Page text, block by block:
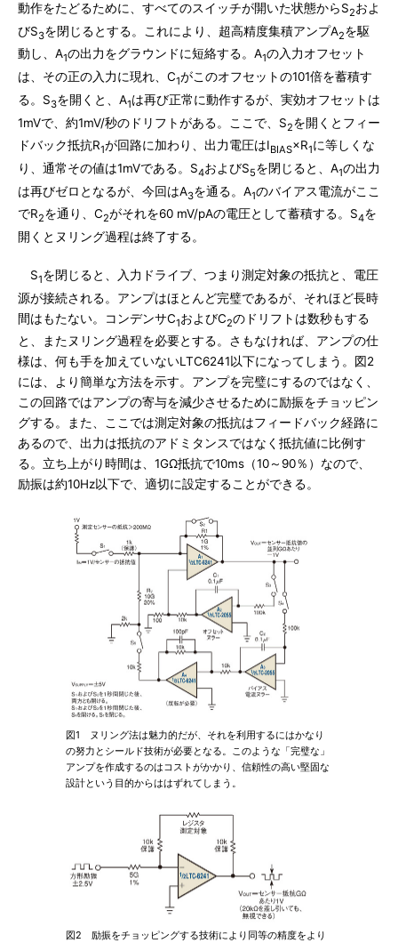
動作をたどるために、すべてのスイッチが開いた状態からS2およ
びS3を閉じるとする。これにより、超高精度集積アンプA2を駆
動し、A1の出力をグラウンドに短絡する。A1の入力オフセット
は、その正の入力に現れ、C1がこのオフセットの101倍を蓄積す
る。S3を開くと、A1は再び正常に動作するが、実効オフセットは
1mVで、約1mV/秒のドリフトがある。ここで、S2を開くとフィー
ドバック抵抗R1が回路に加わり、出力電圧はIBIAS×R1に等しくな
り、通常その値は1mVである。S4およびS5を閉じると、A1の出力
は再びゼロとなるが、今回はA3を通る。A1のバイアス電流がここ
でR2を通り、C2がそれを60 mV/pAの電圧として蓄積する。S4を
開くとヌリング過程は終了する。
S1を閉じると、入力ドライブ、つまり測定対象の抵抗と、電圧
源が接続される。アンプはほとんど完璧であるが、それほど長時
間はもたない。コンデンサC1およびC2のドリフトは数秒もする
と、またヌリング過程を必要とする。さもなければ、アンプの仕
様は、何も手を加えていないLTC6241以下になってしまう。図2
には、より簡単な方法を示す。アンプを完璧にするのではなく、
この回路ではアンプの寄与を減少させるために励振をチョッピン
グする。また、ここでは測定対象の抵抗はフィードバック経路に
あるので、出力は抵抗のアドミタンスではなく抵抗値に比例す
る。立ち上がり時間は、1GΩ抵抗で10ms（10～90％）なので、
励振は約10Hz以下で、適切に設定することができる。
図1 ヌリング法は魅力的だが、それを利用するにはかなり
の努力とシールド技術が必要となる。このような「完璧な」
アンプを作成するのはコストがかかり、信頼性の高い堅固な
設計という目的からははずれてしまう。
図2 励振をチョッピングする技術により同等の精度をより